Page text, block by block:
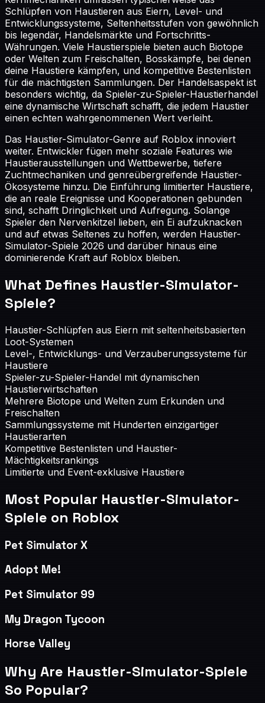
Schlüpfen von Haustieren aus Eiern, Level- und
Entwicklungssysteme, Seltenheitsstufen von gewöhnlich
bis legendär, Handelsmärkte und Fortschritts-
Währungen. Viele Haustierspiele bieten auch Biotope
oder Welten zum Freischalten, Bosskämpfe, bei denen
deine Haustiere kämpfen, und kompetitive Bestenlisten
für die mächtigsten Sammlungen. Der Handelsaspekt ist
besonders wichtig, da Spieler-zu-Spieler-Haustierhandel
eine dynamische Wirtschaft schafft, die jedem Haustier
einen echten wahrgenommenen Wert verleiht.
Das Haustier-Simulator-Genre auf Roblox innoviert
weiter. Entwickler fügen mehr soziale Features wie
Haustierausstellungen und Wettbewerbe, tiefere
Zuchtmechaniken und genreübergreifende Haustier-
Ökosysteme hinzu. Die Einführung limitierter Haustiere,
die an reale Ereignisse und Kooperationen gebunden
sind, schafft Dringlichkeit und Aufregung. Solange
Spieler den Nervenkitzel lieben, ein Ei aufzuknacken
und auf etwas Seltenes zu hoffen, werden Haustier-
Simulator-Spiele 2026 und darüber hinaus eine
dominierende Kraft auf Roblox bleiben.
What Defines Haustier-Simulator-
Spiele?
Haustier-Schlüpfen aus Eiern mit seltenheitsbasierten
Loot-Systemen
Level-, Entwicklungs- und Verzauberungssysteme für
Haustiere
Spieler-zu-Spieler-Handel mit dynamischen
Haustierwirtschaften
Mehrere Biotope und Welten zum Erkunden und
Freischalten
Sammlungssysteme mit Hunderten einzigartiger
Haustierarten
Kompetitive Bestenlisten und Haustier-
Mächtigkeitsrankings
Limitierte und Event-exklusive Haustiere
Most Popular Haustier-Simulator-
Spiele on Roblox
Pet Simulator X
Adopt Me!
Pet Simulator 99
My Dragon Tycoon
Horse Valley
Why Are Haustier-Simulator-Spiele
So Popular?